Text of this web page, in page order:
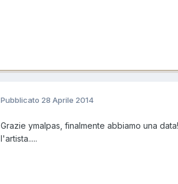
Pubblicato 28 Aprile 2014
Grazie ymalpas, finalmente abbiamo una
l'artista.....